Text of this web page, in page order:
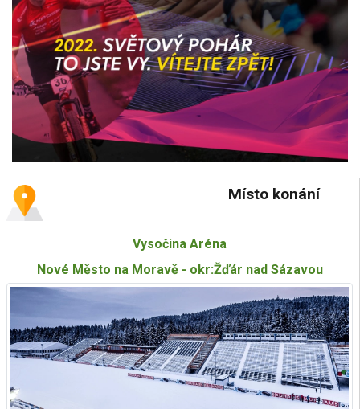
Místo konání
Vysočina Aréna
Nové Město na Moravě - okr:Žďár nad Sázavou